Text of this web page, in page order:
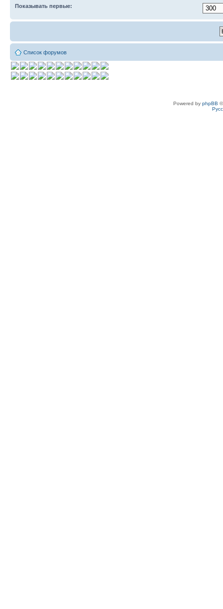
Показывать первые:
Список форумов
Powered by phpBB